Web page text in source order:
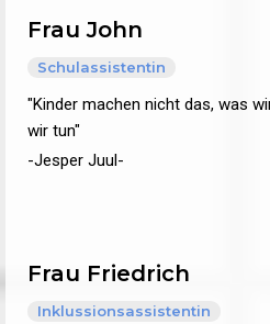
Frau John
Schulassistentin
"Kinder machen nicht das, was
wir tun"
-Jesper Juul-
Frau Friedrich
Inklussionsassistentin